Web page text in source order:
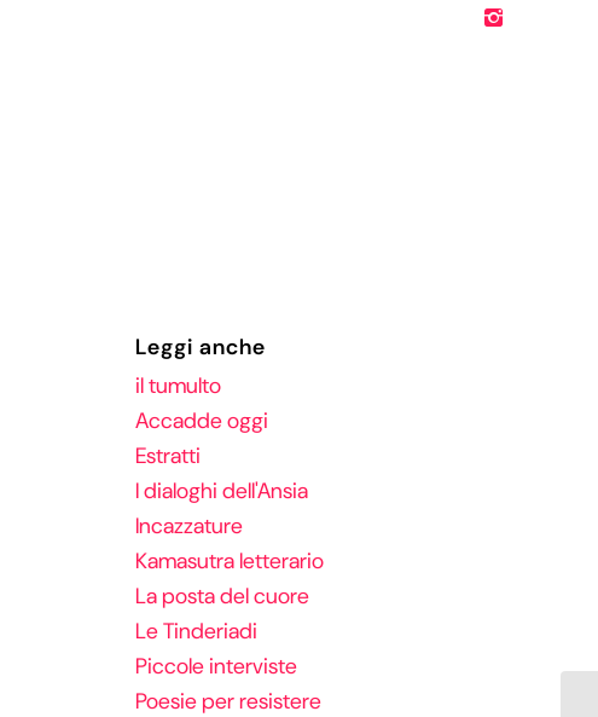
Leggi anche
il tumulto
Accadde oggi
Estratti
I dialoghi dell'Ansia
Incazzature
Kamasutra letterario
La posta del cuore
Le Tinderiadi
Piccole interviste
Poesie per resistere